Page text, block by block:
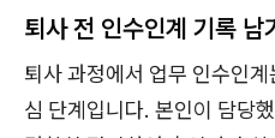
퇴사 전 인수인계 기록 남
퇴사 과정에서 업무 인수인
심 단계입니다. 본인이 담당